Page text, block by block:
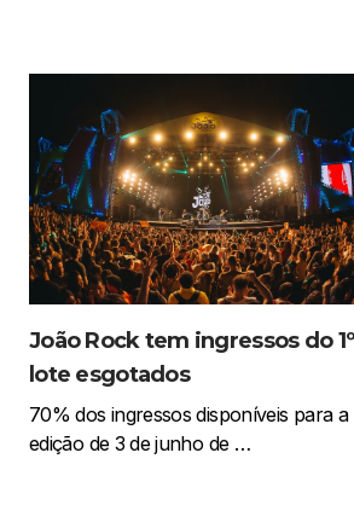
João Rock tem ingressos do 1º
lote esgotados
70% dos ingressos disponíveis para a
edição de 3 de junho de …